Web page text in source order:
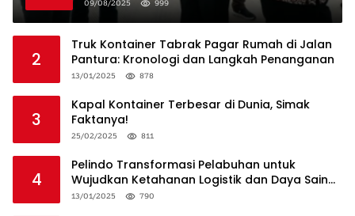
09/08/2025 999
2
Truk Kontainer Tabrak Pagar Rumah di Jalan
Pantura: Kronologi dan Langkah Penanganan
13/01/2025 878
3
Kapal Kontainer Terbesar di Dunia, Simak
Faktanya!
25/02/2025 811
4
Pelindo Transformasi Pelabuhan untuk
Wujudkan Ketahanan Logistik dan Daya Saing
Global
13/01/2025 790